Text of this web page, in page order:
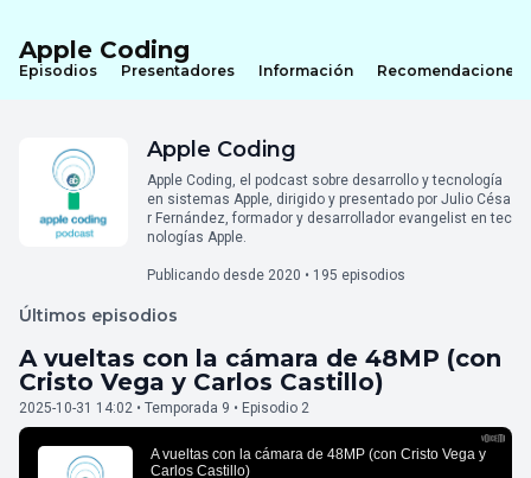
Apple Coding
Episodios Presentadores Información Recomendaciones
Apple Coding
Apple Coding, el podcast sobre desarrollo y tecnología
en sistemas Apple, dirigido y presentado por Julio Césa
r Fernández, formador y desarrollador evangelist en tec
nologías Apple.
Publicando desde 2020 • 195 episodios
Últimos episodios
A vueltas con la cámara de 48MP (con
Cristo Vega y Carlos Castillo)
2025-10-31 14:02 • Temporada 9 • Episodio 2